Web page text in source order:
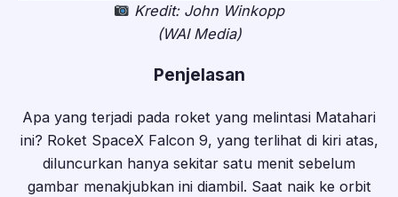
Kredit: John Winkopp
(WAI Media)
Penjelasan
Apa yang terjadi pada roket yang melintasi Matahari
ini? Roket SpaceX Falcon 9, yang terlihat di kiri atas,
diluncurkan hanya sekitar satu menit sebelum
gambar menakjubkan ini diambil. Saat naik ke orbit